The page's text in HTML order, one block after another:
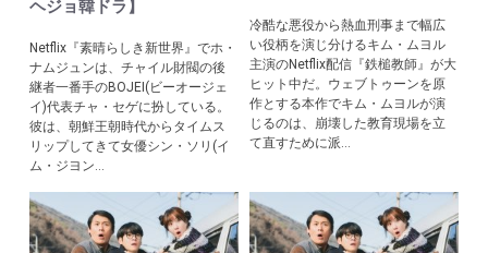
ヘジョ韓ドラ】
Netflix『素晴らしき新世界』でホ・
ナムジュンは、チャイル財閥の後
継者一番手のBOJEI(ビーオージェ
イ)代表チャ・セゲに扮している。
彼は、朝鮮王朝時代からタイムス
リップしてきて女優シン・ソリ(イ
ム・ジヨン...
冷酷な悪役から熱血刑事まで幅広
い役柄を演じ分けるキム・ムヨル
主演のNetflix配信『鉄槌教師』が大
ヒット中だ。ウェブトゥーンを原
作とする本作でキム・ムヨルが演
じるのは、崩壊した教育現場を立
て直すために派...